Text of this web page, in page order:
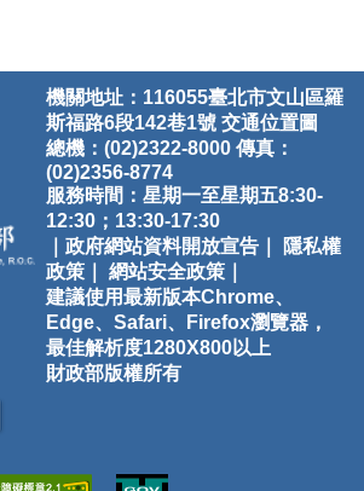
機關地址：116055臺北市文山區羅
斯福路6段142巷1號 交通位置圖
總機：(02)2322-8000 傳真：
(02)2356-8774
服務時間：星期一至星期五8:30-
12:30；13:30-17:30
｜政府網站資料開放宣告｜
隱私權
政策｜
網站安全政策｜
建議使用最新版本Chrome、
Edge、Safari、Firefox瀏覽器，
最佳解析度1280X800以上
財政部版權所有